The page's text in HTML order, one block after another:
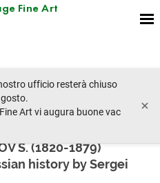
Fine Art
ufficio resterà chiuso
Art vi augura buone vac
×
lotto prossimo
OF D. SOLOZHEV
S. (1820-1879)
history by Sergei